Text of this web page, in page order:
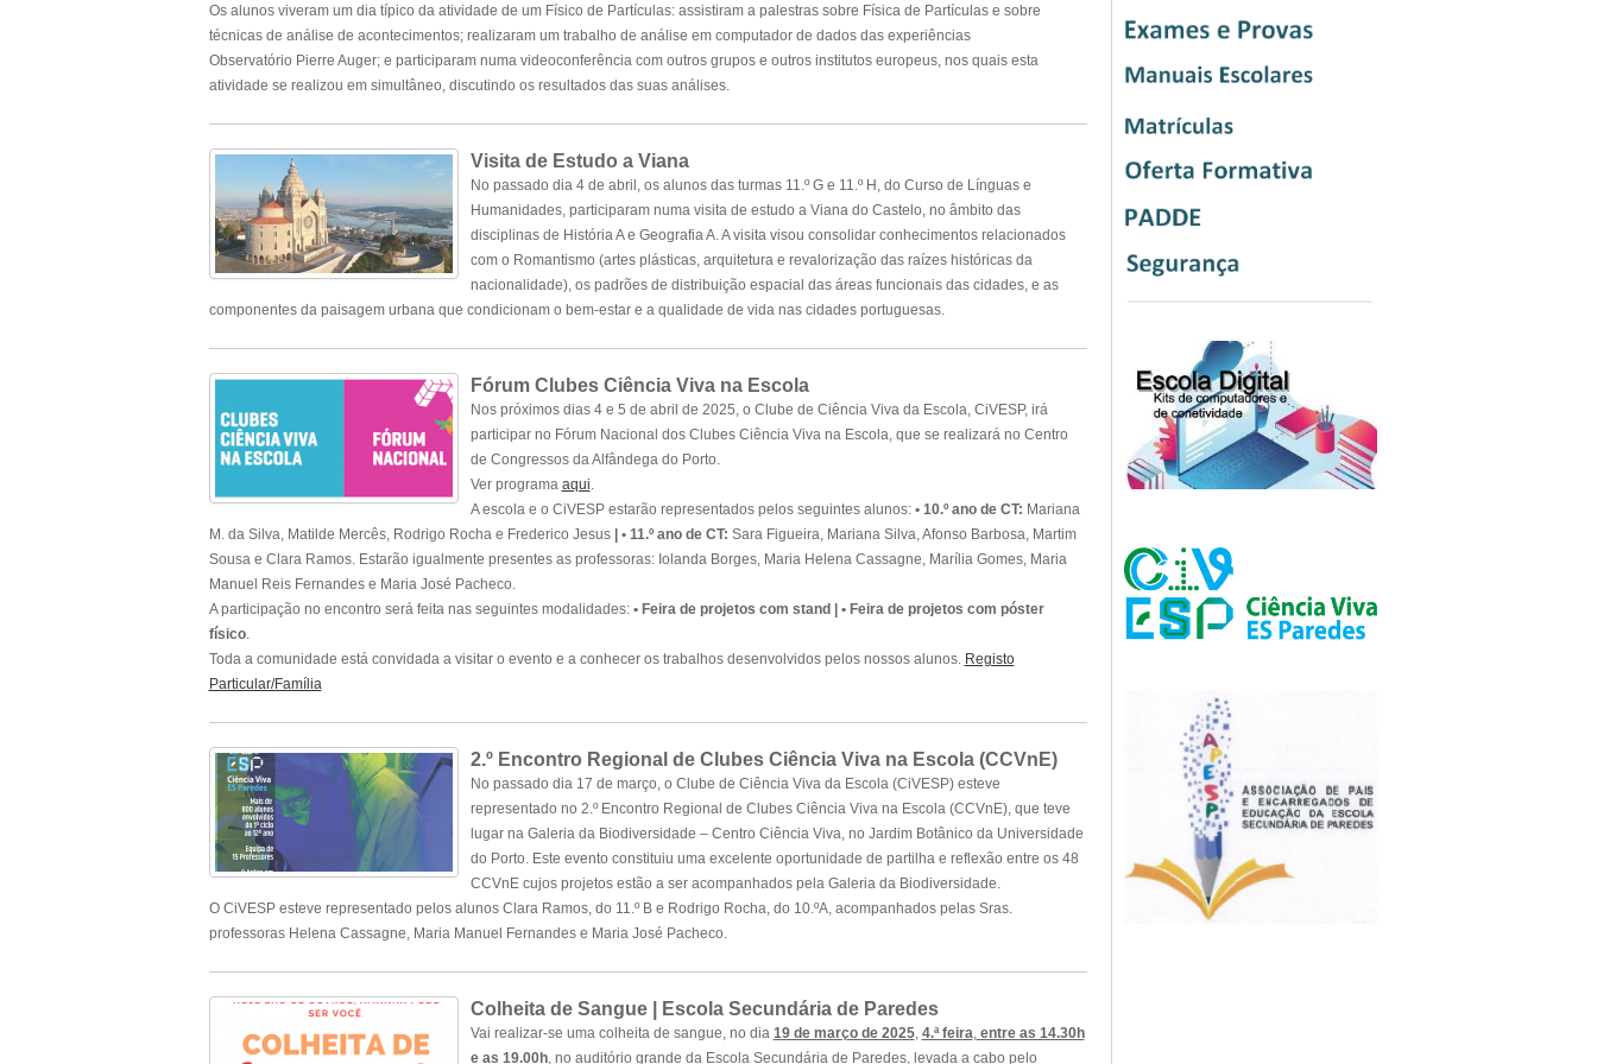
Os alunos viveram um dia típico da atividade de um Físico de Partículas: assistiram a palestras sobre Física de Partículas e sobre
técnicas de análise de acontecimentos; realizaram um trabalho de análise em computador de dados das experiências
Observatório Pierre Auger; e participaram numa videoconferência com outros grupos e outros institutos europeus, nos quais esta
atividade se realizou em simultâneo, discutindo os resultados das suas análises.
Visita de Estudo a Viana
No passado dia 4 de abril, os alunos das turmas 11.º G e 11.º H, do Curso de Línguas e
Humanidades, participaram numa visita de estudo a Viana do Castelo, no âmbito das
disciplinas de História A e Geografia A. A visita visou consolidar conhecimentos relacionados
com o Romantismo (artes plásticas, arquitetura e revalorização das raízes históricas da
nacionalidade), os padrões de distribuição espacial das áreas funcionais das cidades, e as
componentes da paisagem urbana que condicionam o bem-estar e a qualidade de vida nas cidades portuguesas.
Fórum Clubes Ciência Viva na Escola
Nos próximos dias 4 e 5 de abril de 2025, o Clube de Ciência Viva da Escola, CiVESP, irá
participar no Fórum Nacional dos Clubes Ciência Viva na Escola, que se realizará no Centro
de Congressos da Alfândega do Porto.
Ver programa aqui.
A escola e o CiVESP estarão representados pelos seguintes alunos: • 10.º ano de CT: Mariana
M. da Silva, Matilde Mercês, Rodrigo Rocha e Frederico Jesus
• 11.º ano de CT: Sara Figueira, Mariana Silva, Afonso Barbosa, Martim
Sousa e Clara Ramos. Estarão igualmente presentes as professoras: Iolanda Borges, Maria Helena Cassagne, Marília Gomes, Maria
Manuel Reis Fernandes e Maria José Pacheco.
A participação no encontro será feita nas seguintes modalidades: • Feira de projetos com stand |
• Feira de projetos com póster
físico.
Toda a comunidade está convidada a visitar o evento e a conhecer os trabalhos desenvolvidos pelos nossos alunos. Registo
Particular/Família
2.º Encontro Regional de Clubes Ciência Viva na Escola (CCVnE)
No passado dia 17 de março, o Clube de Ciência Viva da Escola (CiVESP) esteve
representado no 2.º Encontro Regional de Clubes Ciência Viva na Escola (CCVnE), que teve
lugar na Galeria da Biodiversidade – Centro Ciência Viva, no Jardim Botânico da Universidade
do Porto. Este evento constituiu uma excelente oportunidade de partilha e reflexão entre os 48
CCVnE cujos projetos estão a ser acompanhados pela Galeria da Biodiversidade.
O CiVESP esteve representado pelos alunos Clara Ramos, do 11.º B e Rodrigo Rocha, do 10.ºA, acompanhados pelas Sras.
professoras Helena Cassagne, Maria Manuel Fernandes e Maria José Pacheco.
Colheita de Sangue | Escola Secundária de Paredes
Vai realizar-se uma colheita de sangue, no dia 19 de março de 2025, 4.ª feira,entre as 14.30h
e as 19.00h, no auditório grande da Escola Secundária de Paredes, levada a cabo pelo